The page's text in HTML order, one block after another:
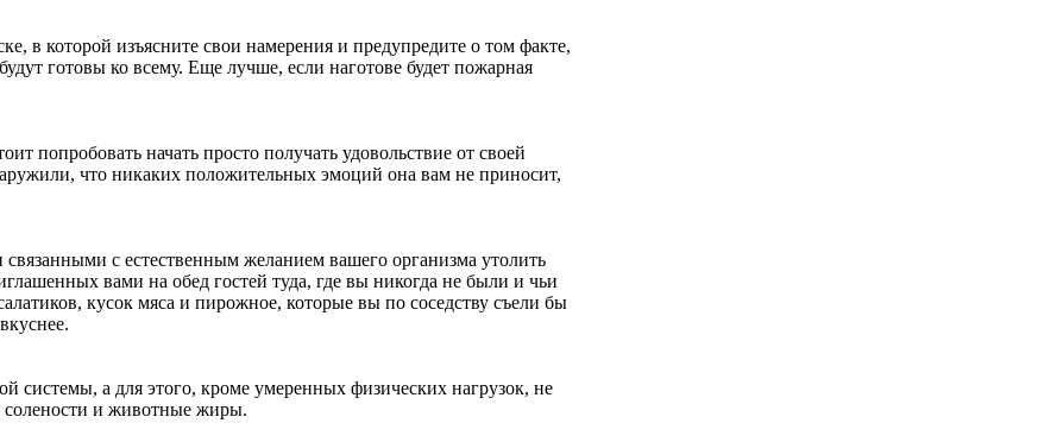
в которой изъясните свои намерения и предупредите о том факте,
готовы ко всему. Еще лучше, если наготове будет пожарная
попробовать начать просто получать удовольствие от своей
что никаких положительных эмоций она вам не приносит,
с естественным желанием вашего организма утолить
вами на обед гостей туда, где вы никогда не были и чьи
кусок мяса и пирожное, которые вы по соседству съели бы
системы, а для этого, кроме умеренных физических нагрузок, не
солености и животные жиры.